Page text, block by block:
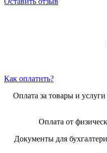
Как оплатить?
Оплата за товары и услуги
Оплата от
Документы для